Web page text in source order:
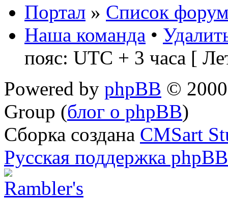
Портал » Список
Наша команда •
пояс: UTC + 3 часа [
Powered by phpBB ©
Group (блог о phpBB)
Сборка создана CMSart
Русская поддержка phpBB